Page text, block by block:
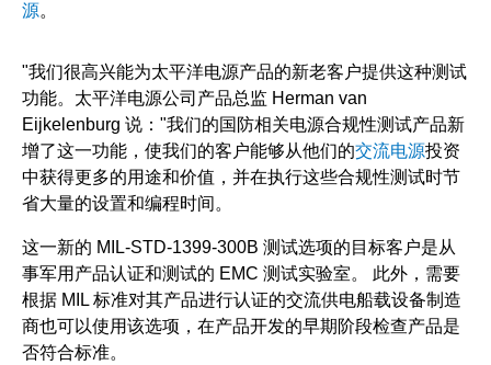
源。
"我们很高兴能为太平洋电源产品的新老客户提供这种测试
功能。太平洋电源公司产品总监 Herman van
Eijkelenburg 说："我们的国防相关电源合规性测试产品新
增了这一功能，使我们的客户能够从他们的交流电源投资
中获得更多的用途和价值，并在执行这些合规性测试时节
省大量的设置和编程时间。
这一新的 MIL-STD-1399-300B 测试选项的目标客户是从
事军用产品认证和测试的 EMC 测试实验室。 此外，需要
根据 MIL 标准对其产品进行认证的交流供电船载设备制造
商也可以使用该选项，在产品开发的早期阶段检查产品是
否符合标准。